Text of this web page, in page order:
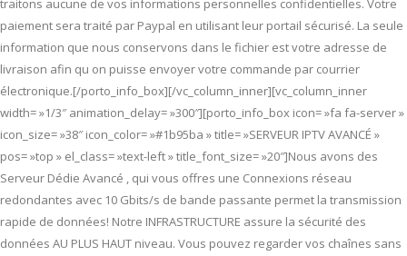
traitons aucune de vos informations personnelles confidentielles. Votre
paiement sera traité par Paypal en utilisant leur portail sécurisé. La seule
information que nous conservons dans le fichier est votre adresse de
livraison afin qu on puisse envoyer votre commande par courrier
électronique.[/porto_info_box][/vc_column_inner][vc_column_inner
width= »1/3″ animation_delay= »300″][porto_info_box icon= »fa fa-server »
icon_size= »38″ icon_color= »#1b95ba » title= »SERVEUR IPTV AVANCÉ »
pos= »top » el_class= »text-left » title_font_size= »20″]Nous avons des
Serveur Dédie Avancé , qui vous offres une Connexions réseau
redondantes avec 10 Gbits/s de bande passante permet la transmission
rapide de données! Notre INFRASTRUCTURE assure la sécurité des
données AU PLUS HAUT niveau. Vous pouvez regarder vos chaînes sans